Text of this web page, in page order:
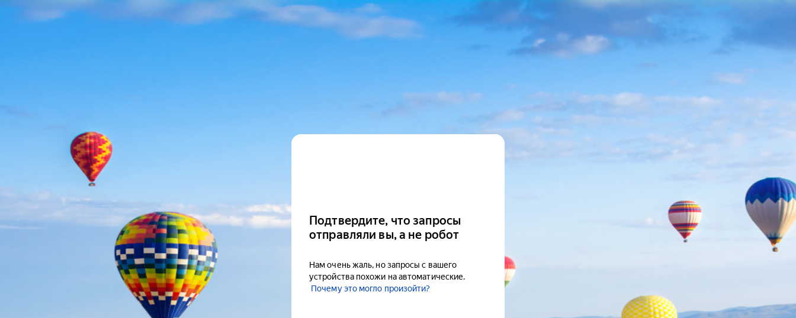
Подтвердите, что запросы
отправляли вы, а не робот
Нам очень жаль, но запросы с вашего
устройства похожи на автоматические.
Почему это могло произойти?